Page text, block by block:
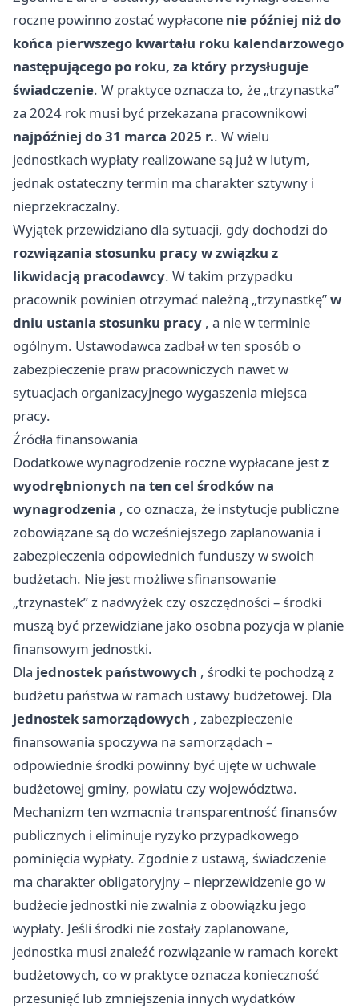
roczne powinno zostać wypłacone nie później niż do
końca pierwszego kwartału roku kalendarzowego
następującego po roku, za który przysługuje
świadczenie. W praktyce oznacza to, że „trzynastka”
za 2024 rok musi być przekazana pracownikowi
najpóźniej do 31 marca 2025 r.. W wielu
jednostkach wypłaty realizowane są już w lutym,
jednak ostateczny termin ma charakter sztywny i
nieprzekraczalny.
Wyjątek przewidziano dla sytuacji, gdy dochodzi do
rozwiązania stosunku pracy w związku z
likwidacją pracodawcy. W takim przypadku
pracownik powinien otrzymać należną „trzynastkę”w
dniu ustania stosunku pracy , a nie w terminie
ogólnym. Ustawodawca zadbał w ten sposób o
zabezpieczenie praw pracowniczych nawet w
sytuacjach organizacyjnego wygaszenia miejsca
pracy.
Źródła finansowania
Dodatkowe wynagrodzenie roczne wypłacane jestz
wyodrębnionych na ten cel środków na
wynagrodzenia , co oznacza, że instytucje publiczne
zobowiązane są do wcześniejszego zaplanowania i
zabezpieczenia odpowiednich funduszy w swoich
budżetach. Nie jest możliwe sfinansowanie
„trzynastek” z nadwyżek czy oszczędności – środki
muszą być przewidziane jako osobna pozycja w planie
finansowym jednostki.
Dla jednostek państwowych , środki te pochodzą z
budżetu państwa w ramach ustawy budżetowej. Dla
jednostek samorządowych , zabezpieczenie
finansowania spoczywa na samorządach –
odpowiednie środki powinny być ujęte w uchwale
budżetowej gminy, powiatu czy województwa.
Mechanizm ten wzmacnia transparentność finansów
publicznych i eliminuje ryzyko przypadkowego
pominięcia wypłaty. Zgodnie z ustawą, świadczenie
ma charakter obligatoryjny – nieprzewidzenie go w
budżecie jednostki nie zwalnia z obowiązku jego
wypłaty. Jeśli środki nie zostały zaplanowane,
jednostka musi znaleźć rozwiązanie w ramach korekt
budżetowych, co w praktyce oznacza konieczność
przesunięć lub zmniejszenia innych wydatków